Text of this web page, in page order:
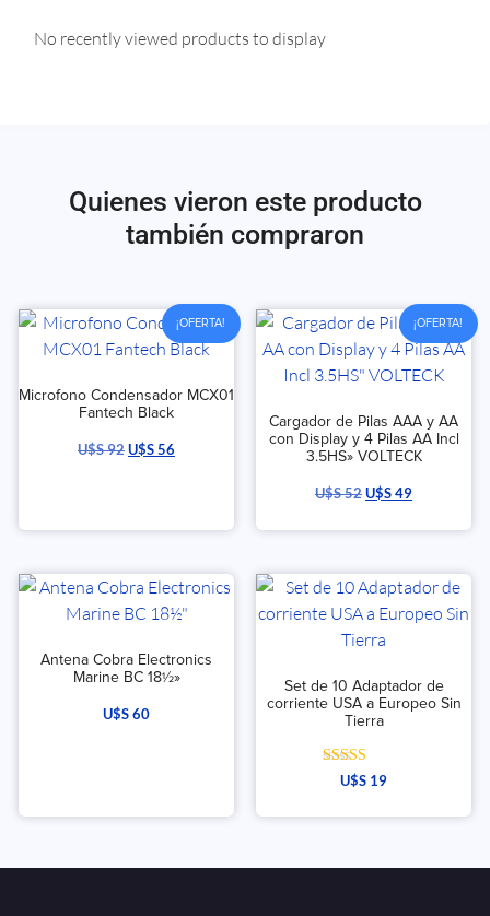
No recently viewed products to display
Quienes vieron este producto
también compraron
¡OFERTA!
Microfono Condensador MCX01
Fantech Black
U$S92U$S56
¡OFERTA!
Cargador de Pilas AAA y AA
con Display y 4 Pilas AA Incl
3.5HS» VOLTECK
U$S52U$S49
Antena Cobra Electronics
Marine BC 18½»
U$S60
Set de 10 Adaptador de
corriente USA a Europeo Sin
Tierra
Valorado con
5.00
U$S 19